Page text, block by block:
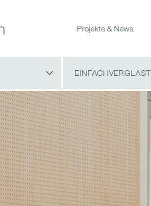
Projekte & News
EINFACHVERGLAST